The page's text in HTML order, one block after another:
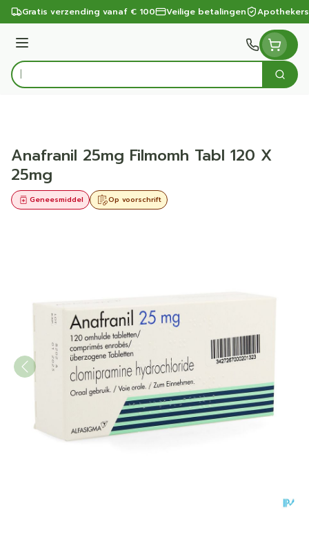
Ga naar de inhoud
Gratis verzending vanaf € 100 Veilige betalingen
Menu
Product, merk, categorie...
Zoek
Anafranil 25mg Filmomh Tabl 120 X
25mg
Op voorschrift
Geneesmiddel